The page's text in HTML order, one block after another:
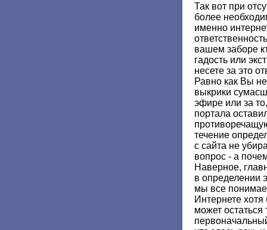
Так вот при
более
именно
вашем заборе
гадость или
несете за это
Равно как Вы не
выкрики
эфире или за
портала
течение
с сайта не
вопрос - а
Наверное,
в определении
мы все
Интернете
может